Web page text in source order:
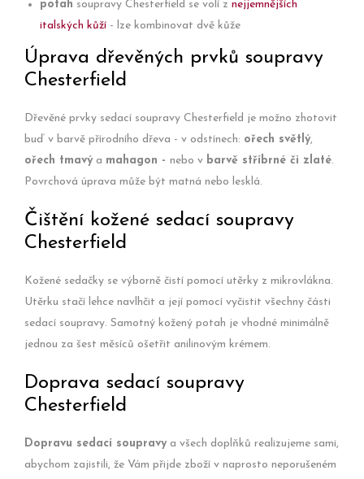
potah soupravy Chesterfield se volí z nejjemnějších
italských kůží - lze kombinovat dvě kůže
Úprava dřevěných prvků soupravy
Chesterfield
Dřevěné prvky sedací soupravy Chesterfield je možno zhotovit
buď v barvě přírodního dřeva - v odstínech: ořech světlý,
ořech tmavý a mahagon - nebo v barvě stříbrné či zlaté.
Povrchová úprava může být matná nebo lesklá.
Čištění kožené sedací soupravy
Chesterfield
Kožené sedačky se výborně čistí pomocí utěrky z mikrovlákna.
Utěrku stačí lehce navlhčit a její pomocí vyčistit všechny části
sedací soupravy. Samotný kožený potah je vhodné minimálně
jednou za šest měsíců ošetřit anilinovým krémem.
Doprava sedací soupravy
Chesterfield
Dopravu sedací soupravy a všech doplňků realizujeme sami,
abychom zajistili, že Vám přijde zboží v naprosto neporušeném